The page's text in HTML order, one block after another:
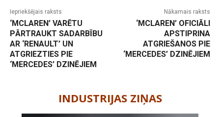
Iepriekšējais raksts
‘MCLAREN’ VARĒTU
PĀRTRAUKT SADARBĪBU
AR ‘RENAULT’ UN
ATGRIEZTIES PIE
‘MERCEDES’ DZINĒJIEM
Nākamais raksts
‘MCLAREN’ OFICIĀLI
APSTIPRINA
ATGRIEŠANOS PIE
‘MERCEDES’ DZINĒJIEM
INDUSTRIJAS ZIŅAS